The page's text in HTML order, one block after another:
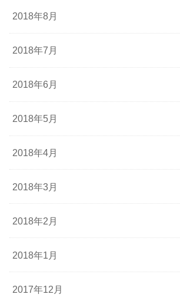
2018年8月
2018年7月
2018年6月
2018年5月
2018年4月
2018年3月
2018年2月
2018年1月
2017年12月